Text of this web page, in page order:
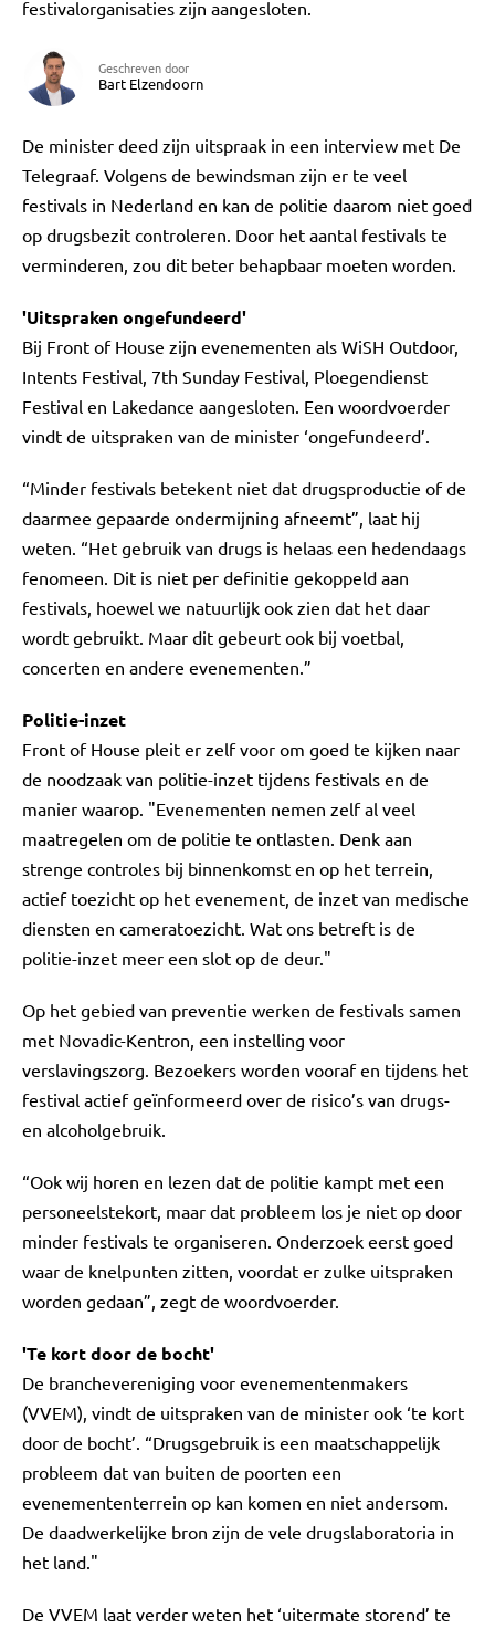
festivalorganisaties zijn aangesloten.
Geschreven door
Bart Elzendoorn
De minister deed zijn uitspraak in een interview met De
Telegraaf. Volgens de bewindsman zijn er te veel
festivals in Nederland en kan de politie daarom niet goed
op drugsbezit controleren. Door het aantal festivals te
verminderen, zou dit beter behapbaar moeten worden.
'Uitspraken ongefundeerd'
Bij Front of House zijn evenementen als WiSH Outdoor,
Intents Festival, 7th Sunday Festival, Ploegendienst
Festival en Lakedance aangesloten. Een woordvoerder
vindt de uitspraken van de minister ‘ongefundeerd’.
“Minder festivals betekent niet dat drugsproductie of de
daarmee gepaarde ondermijning afneemt”, laat hij
weten. “Het gebruik van drugs is helaas een hedendaags
fenomeen. Dit is niet per definitie gekoppeld aan
festivals, hoewel we natuurlijk ook zien dat het daar
wordt gebruikt. Maar dit gebeurt ook bij voetbal,
concerten en andere evenementen.”
Politie-inzet
Front of House pleit er zelf voor om goed te kijken naar
de noodzaak van politie-inzet tijdens festivals en de
manier waarop. "Evenementen nemen zelf al veel
maatregelen om de politie te ontlasten. Denk aan
strenge controles bij binnenkomst en op het terrein,
actief toezicht op het evenement, de inzet van medische
diensten en cameratoezicht. Wat ons betreft is de
politie-inzet meer een slot op de deur."
Op het gebied van preventie werken de festivals samen
met Novadic-Kentron, een instelling voor
verslavingszorg. Bezoekers worden vooraf en tijdens het
festival actief geïnformeerd over de risico’s van drugs-
en alcoholgebruik.
“Ook wij horen en lezen dat de politie kampt met een
personeelstekort, maar dat probleem los je niet op door
minder festivals te organiseren. Onderzoek eerst goed
waar de knelpunten zitten, voordat er zulke uitspraken
worden gedaan”, zegt de woordvoerder.
'Te kort door de bocht'
De branchevereniging voor evenementenmakers
(VVEM), vindt de uitspraken van de minister ook ‘te kort
door de bocht’. “Drugsgebruik is een maatschappelijk
probleem dat van buiten de poorten een
evenemententerrein op kan komen en niet andersom.
De daadwerkelijke bron zijn de vele drugslaboratoria in
het land."
De VVEM laat verder weten het ‘uitermate storend’ te